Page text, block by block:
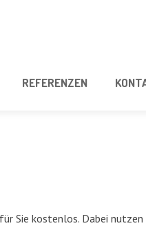
REFE­REN­ZEN
Sie kos­ten­los. Dabei